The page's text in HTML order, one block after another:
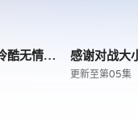
拯救替身千金的是冷酷无情冰之王子的爱
更新至第05集